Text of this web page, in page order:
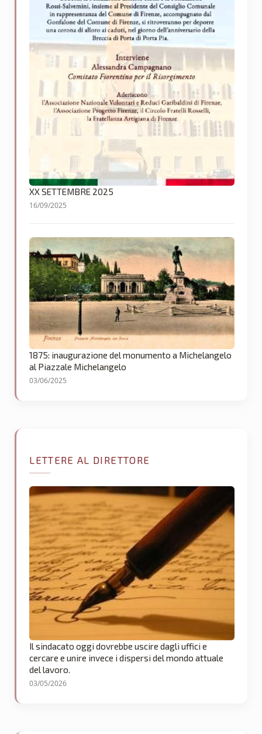
XX SETTEMBRE 2025
16/09/2025
1875: inaugurazione del monumento a Michelangelo
al Piazzale Michelangelo
03/06/2025
LETTERE AL DIRETTORE
Il sindacato oggi dovrebbe uscire dagli uffici e
cercare e unire invece i dispersi del mondo attuale
del lavoro.
03/05/2026